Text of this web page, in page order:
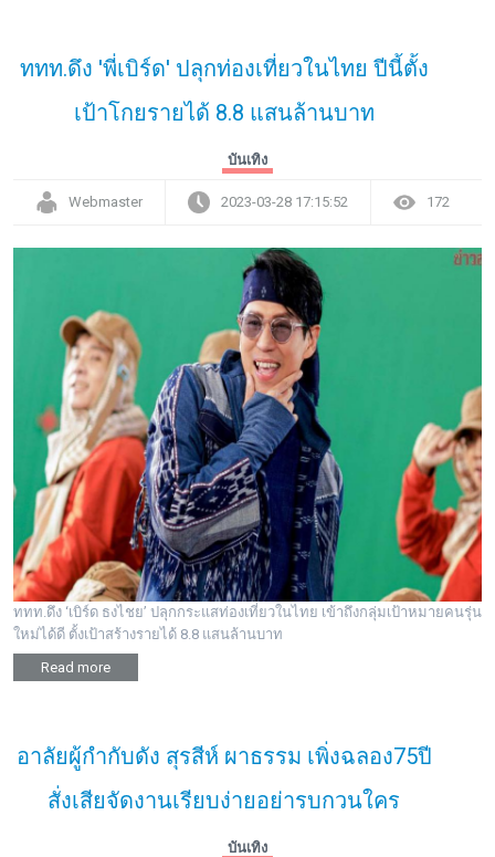
ททท.ดึง 'พี่เบิร์ด' ปลุกท่องเที่ยวในไทย ปีนี้ตั้ง
เป้าโกยรายได้ 8.8 แสนล้านบาท
บันเทิง
Webmaster 2023-03-28 17:15:52 172
ททท.ดึง ‘เบิร์ด ธงไชย’ ปลุกกระแสท่องเที่ยวในไทย เข้าถึงกลุ่มเป้าหมายคนรุ่น
ใหม่ได้ดี ตั้งเป้าสร้างรายได้ 8.8 แสนล้านบาท
Read more
อาลัยผู้กำกับดัง สุรสีห์ ผาธรรม เพิ่งฉลอง75ปี
สั่งเสียจัดงานเรียบง่ายอย่ารบกวนใคร
บันเทิง